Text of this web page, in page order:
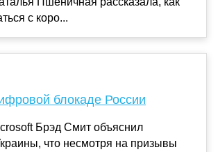
с коро...
блокаде России
Брэд Смит объяснил
что несмотря на призывы